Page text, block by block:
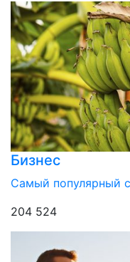
Бизнес
Самый популярный
204 524